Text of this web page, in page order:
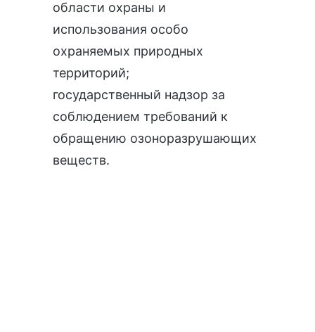
области охраны и
использования особо
охраняемых природных
территорий;
государственный надзор за
соблюдением требований к
обращению озоноразрушающих
веществ.